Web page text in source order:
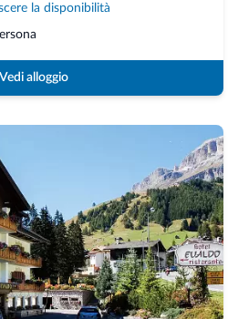
la disponibilità
Vedi alloggio